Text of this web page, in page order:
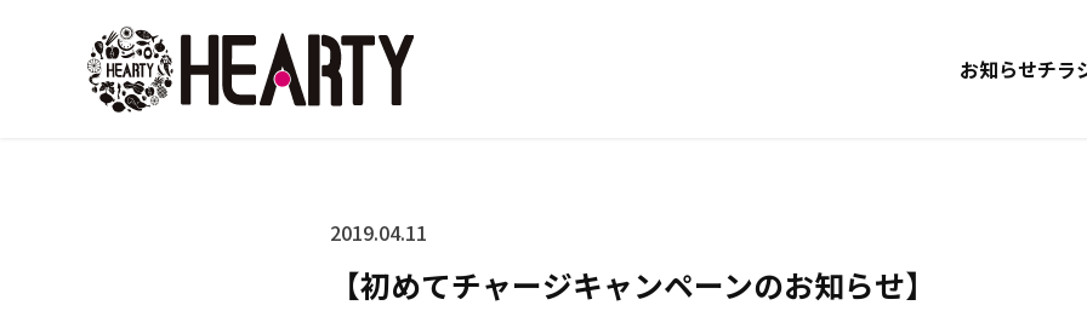
お知らせチラ
2019.04.11
【初めてチャージキャンペーンのお知らせ】